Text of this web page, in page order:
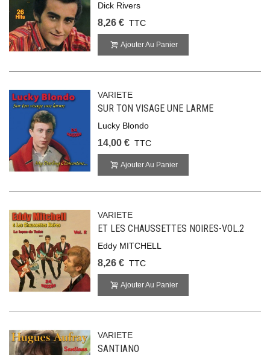
Dick Rivers
8,26 € TTC
Ajouter Au Panier
VARIETE
SUR TON VISAGE UNE LARME
Lucky Blondo
14,00 € TTC
Ajouter Au Panier
VARIETE
ET LES CHAUSSETTES NOIRES-VOL.2
Eddy MITCHELL
8,26 € TTC
Ajouter Au Panier
VARIETE
SANTIANO